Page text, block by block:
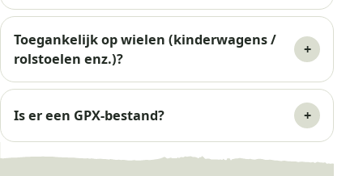
Toegankelijk op wielen (kinderwagens /
rolstoelen enz.)?
Is er een GPX-bestand?